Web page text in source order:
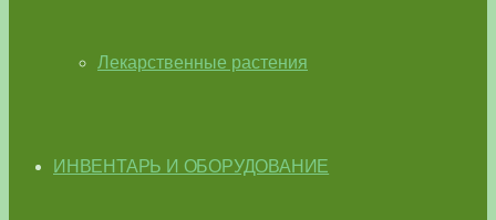
Лекарственные растения
ИНВЕНТАРЬ И ОБОРУДОВАНИЕ